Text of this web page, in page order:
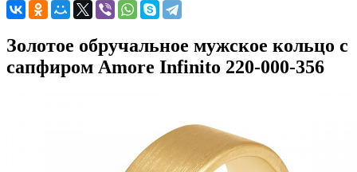
Золотое обручальное мужское кольцо с
сапфиром Amore Infinito 220-000-356